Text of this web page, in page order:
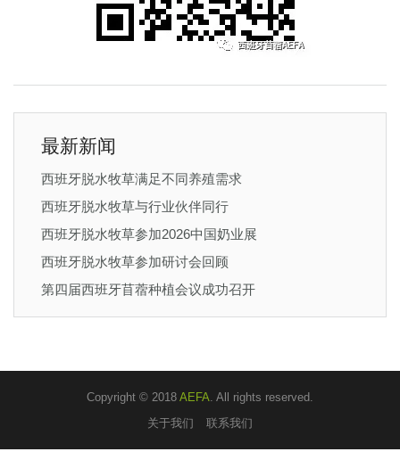
最新新闻
西班牙脱水牧草满足不同养殖需求
西班牙脱水牧草与行业伙伴同行
西班牙脱水牧草参加2026中国奶业展
西班牙脱水牧草参加研讨会回顾
第四届西班牙苜蓿种植会议成功召开
Copyright © 2018 AEFA. All rights reserved.
关于我们
联系我们